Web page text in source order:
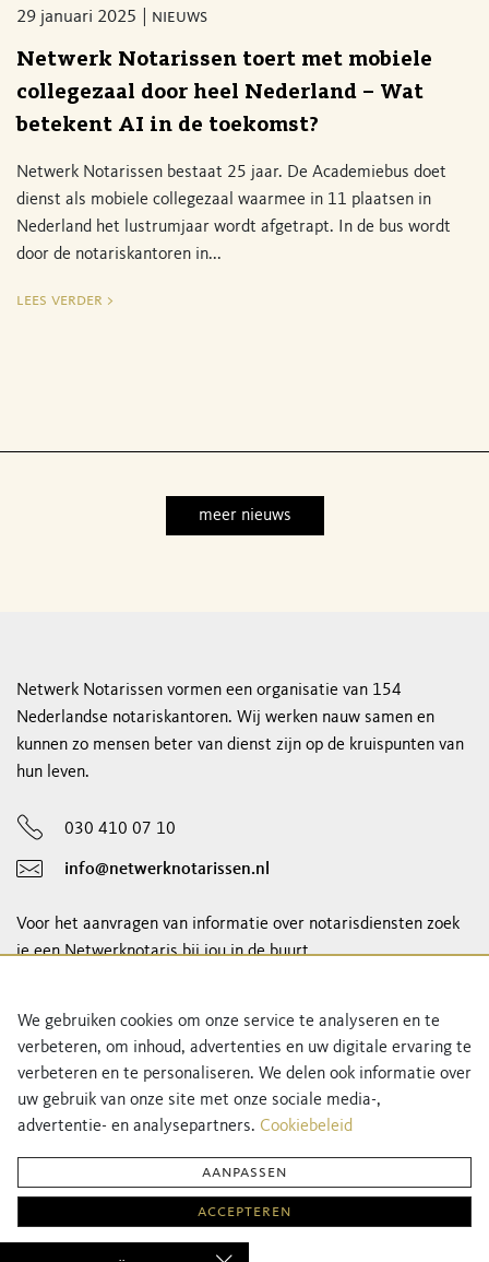
We gebruiken cookies om onze service te analyseren en te
verbeteren, om inhoud, advertenties en uw digitale ervaring te
verbeteren en te personaliseren. We delen ook informatie over
uw gebruik van onze site met onze sociale media-,
advertentie- en analysepartners. Cookiebeleid
aanpassen
accepteren
29 januari 2025 nieuws
Netwerk Notarissen toert met mobiele
collegezaal door heel Nederland – Wat
betekent AI in de toekomst?
Netwerk Notarissen bestaat 25 jaar. De Academiebus doet
dienst als mobiele collegezaal waarmee in 11 plaatsen in
Nederland het lustrumjaar wordt afgetrapt. In de bus wordt
door de notariskantoren in...
lees verder >
meer nieuws
Netwerk Notarissen vormen een organisatie van 154
Nederlandse notariskantoren. Wij werken nauw samen en
kunnen zo mensen beter van dienst zijn op de kruispunten van
hun leven.
030 410 07 10
info@netwerknotarissen.nl
Voor het aanvragen van informatie over notarisdiensten zoek
je een Netwerknotaris bij jou in de buurt.
notaris vinden
Schrijf je in voor onze nieuwsbrief!
Privacyverklaring Cookiebeleid